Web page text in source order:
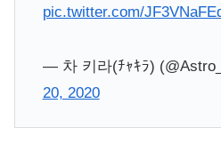
pic.twitter.com/
— 차 키라(ﾁｬｷﾗ)
20, 2020